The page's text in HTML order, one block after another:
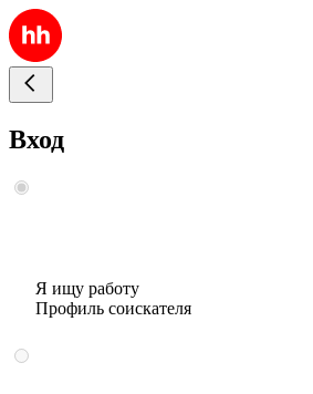
Вход
Я ищу работу
Профиль соискателя